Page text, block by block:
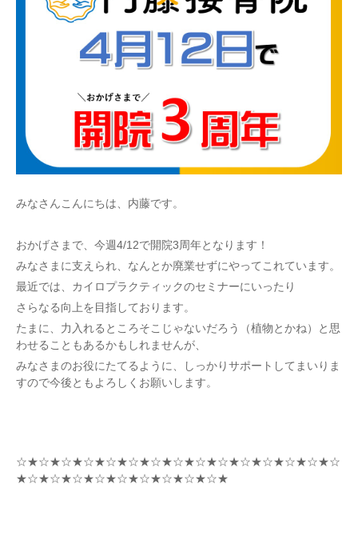
みなさんこんにちは、内藤です。
おかげさまで、今週4/12で開院3周年となります！
みなさまに支えられ、なんとか廃業せずにやってこれています。
最近では、カイロプラクティックのセミナーにいったり
さらなる向上を目指しております。
たまに、力入れるところそこじゃないだろう（植物とかね）と思
わせることもあるかもしれませんが、
みなさまのお役にたてるように、しっかりサポートしてまいりま
すので今後ともよろしくお願いします。
☆★☆★☆★☆★☆★☆★☆★☆★☆★☆★☆★☆★☆★☆★☆
★☆★☆★☆★☆★☆★☆★☆★☆★☆★